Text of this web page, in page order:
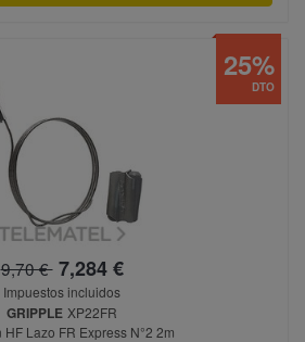
9,70 €7,284 €
Impuestos incluidos
GRIPPLE XP22FR
Lazo FR Express N°2 2m
DTO
25%